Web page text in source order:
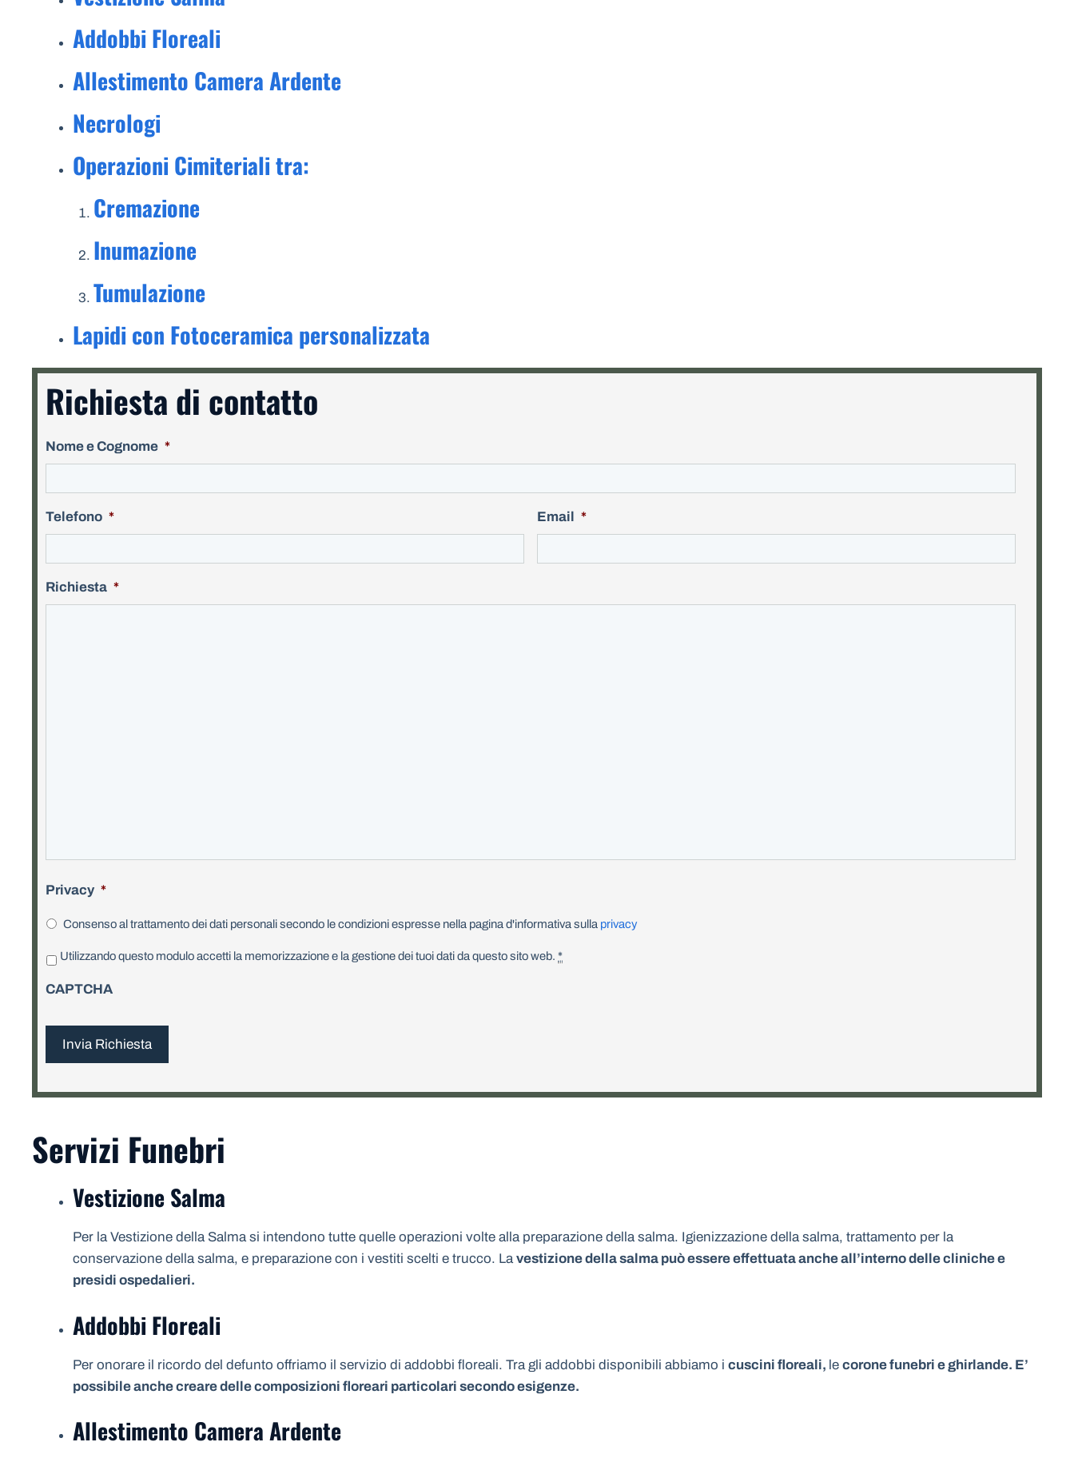
Addobbi Floreali
Allestimento Camera Ardente
Necrologi
Operazioni Cimiteriali tra:
Cremazione
Inumazione
Tumulazione
Lapidi con Fotoceramica personalizzata
Richiesta di contatto
Nome e Cognome *
Telefono * Email *
Richiesta *
Privacy *
Consenso al trattamento dei dati personali secondo le condizioni espresse nella pagina d'informativa sulla privacy
P
i
a
y
Utilizzando questo modulo accetti la memorizzazione e la gestione dei tuoi dati da questo sito web. *
CAPTCHA
Servizi Funebri
Vestizione Salma
Per la Vestizione della Salma si intendono tutte quelle operazioni volte alla preparazione della salma. Igienizzazione della salma, trattamento per la
conservazione della salma, e preparazione con i vestiti scelti e trucco. Lavestizione della salma può essere effettuata anche all’interno delle cliniche e
presidi ospedalieri.
Addobbi Floreali
Per onorare il ricordo del defunto offriamo il servizio di addobbi floreali. Tra gli addobbi disponibili abbiamo i cuscini floreali, le corone funebri e ghirlande. E’
possibile anche creare delle composizioni floreari particolari secondo esigenze.
Allestimento Camera Ardente